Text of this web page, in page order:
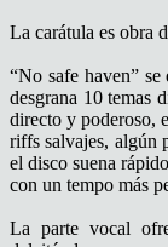
La carátula es obra
“No safe haven”
desgrana 10 temas
directo y poderoso,
riffs salvajes, algún
el disco suena
con un tempo más
La parte vocal